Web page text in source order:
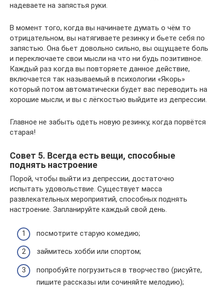
надеваете на запястья руки.
В момент того, когда вы начинаете думать о чём то
отрицательном, вы натягиваете резинку и бьете себя по
запястью. Она бьет довольно сильно, вы ощущаете боль
и переключаете свои мысли на что ни будь позитивное.
Каждый раз когда вы повторяете данное действие,
включается так называемый в психологии «Якорь»
который потом автоматически будет вас переводить на
хорошие мысли, и вы с лёгкостью выйдите из депрессии.
Главное не забыть одеть новую резинку, когда порвётся
старая!
Совет 5. Всегда есть вещи, способные
поднять настроение
Порой, чтобы выйти из депрессии, достаточно
испытать удовольствие. Существует масса
развлекательных мероприятий, способных поднять
настроение. Запланируйте каждый свой день.
посмотрите старую комедию;
займитесь хобби или спортом;
попробуйте погрузиться в творчество (рисуйте,
пишите рассказы или сочиняйте мелодию);